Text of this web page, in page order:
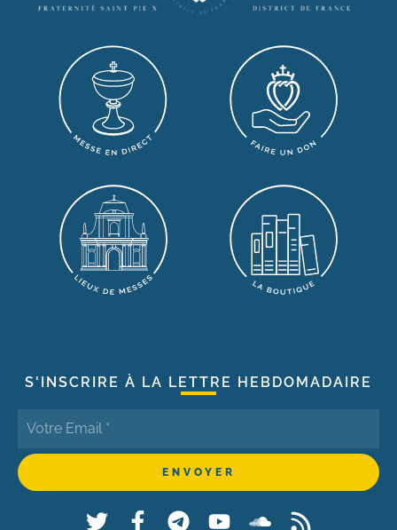
S'INSCRIRE À LA LETTRE HEBDOMADAIRE